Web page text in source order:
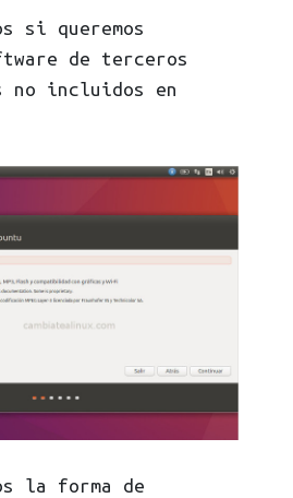
si queremos
de terceros
no incluidos en
la forma de